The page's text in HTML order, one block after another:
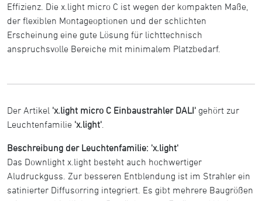
Effizienz. Die x.light micro C ist wegen der kompakten Maße,
der flexiblen Montageoptionen und der schlichten
Erscheinung eine gute Lösung für lichttechnisch
anspruchsvolle Bereiche mit minimalem Platzbedarf.
Der Artikel 'x.light micro C Einbaustrahler DALI' gehört zur
Leuchtenfamilie 'x.light'
Beschreibung der Leuchtenfamilie: 'x.light'
Das Downlight x.light besteht auch hochwertiger
Aludruckguss. Zur besseren Entblendung ist im Strahler ein
satinierter Diffusorring integriert. Es gibt mehrere Baugrößen